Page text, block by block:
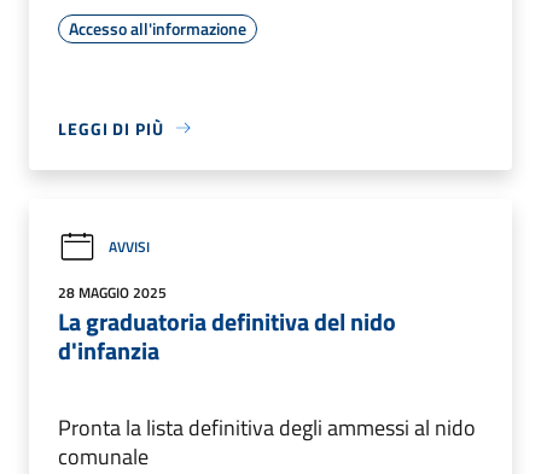
Accesso all'informazione
LEGGI DI PIÙ
AVVISI
28 MAGGIO 2025
La graduatoria definitiva del nido
d'infanzia
Pronta la lista definitiva degli ammessi al nido
comunale